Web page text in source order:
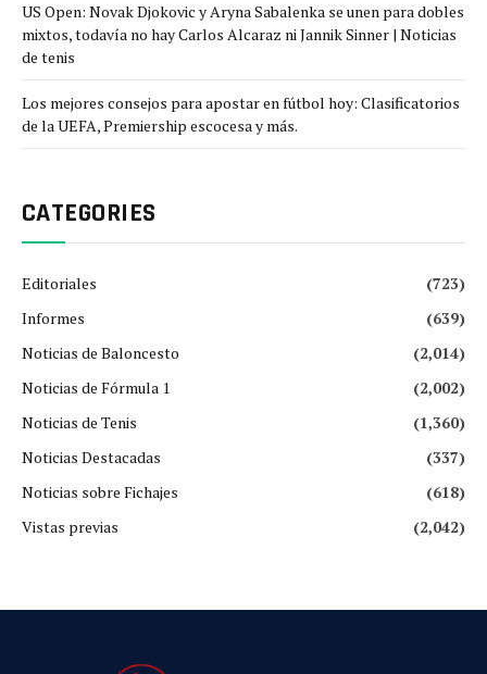
US Open: Novak Djokovic y Aryna Sabalenka se unen para dobles
mixtos, todavía no hay Carlos Alcaraz ni Jannik Sinner | Noticias
de tenis
Los mejores consejos para apostar en fútbol hoy: Clasificatorios
de la UEFA, Premiership escocesa y más.
CATEGORIES
Editoriales
(723)
Informes
(639)
Noticias de Baloncesto
(2,014)
Noticias de Fórmula 1
(2,002)
Noticias de Tenis
(1,360)
Noticias Destacadas
(337)
Noticias sobre Fichajes
(618)
Vistas previas
(2,042)